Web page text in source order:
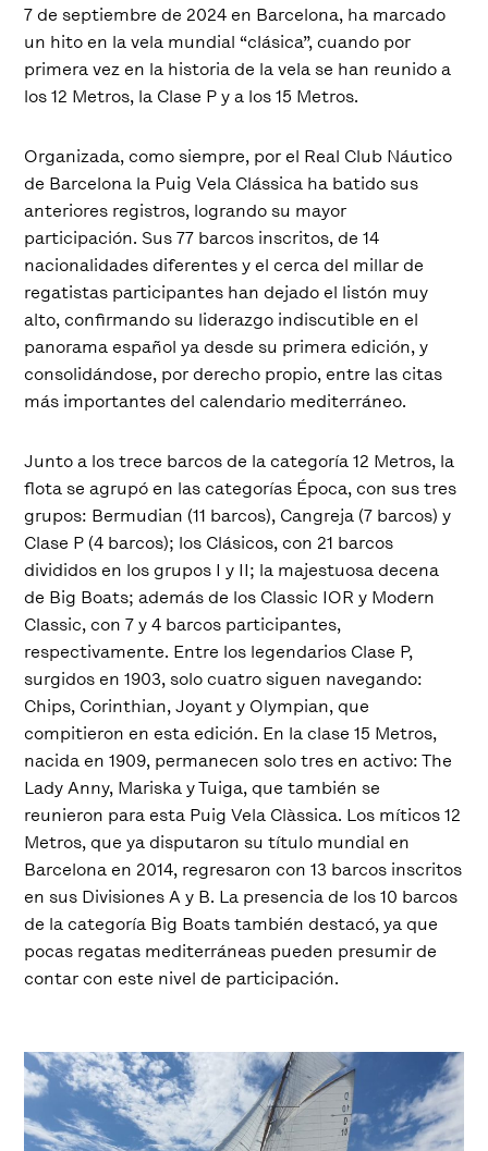
7 de septiembre de 2024 en Barcelona, ha marcado
un hito en la vela mundial “clásica”, cuando por
primera vez en la historia de la vela se han reunido a
los 12 Metros, la Clase P y a los 15 Metros.
Organizada, como siempre, por el Real Club Náutico
de Barcelona la Puig Vela Clássica ha batido sus
anteriores registros, logrando su mayor
participación. Sus 77 barcos inscritos, de 14
nacionalidades diferentes y el cerca del millar de
regatistas participantes han dejado el listón muy
alto, confirmando su liderazgo indiscutible en el
panorama español ya desde su primera edición, y
consolidándose, por derecho propio, entre las citas
más importantes del calendario mediterráneo.
Junto a los trece barcos de la categoría 12 Metros, la
flota se agrupó en las categorías Época, con sus tres
grupos: Bermudian (11 barcos), Cangreja (7 barcos) y
Clase P (4 barcos); los Clásicos, con 21 barcos
divididos en los grupos I y II; la majestuosa decena
de Big Boats; además de los Classic IOR y Modern
Classic, con 7 y 4 barcos participantes,
respectivamente. Entre los legendarios Clase P,
surgidos en 1903, solo cuatro siguen navegando:
Chips, Corinthian, Joyant y Olympian, que
compitieron en esta edición. En la clase 15 Metros,
nacida en 1909, permanecen solo tres en activo: The
Lady Anny, Mariska y Tuiga, que también se
reunieron para esta Puig Vela Clàssica. Los míticos 12
Metros, que ya disputaron su título mundial en
Barcelona en 2014, regresaron con 13 barcos inscritos
en sus Divisiones A y B. La presencia de los 10 barcos
de la categoría Big Boats también destacó, ya que
pocas regatas mediterráneas pueden presumir de
contar con este nivel de participación.